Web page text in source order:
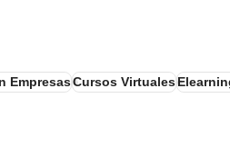
EmpresasCursos Virtuales